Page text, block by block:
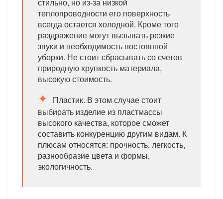
теплопроводности его поверхность
всегда остается холодной. Кроме того
раздражение могут вызывать резкие
звуки и необходимость постоянной
уборки. Не стоит сбрасывать со счетов
природную хрупкость материала,
высокую стоимость.
Пластик. В этом случае стоит
выбирать изделие из пластмассы
высокого качества, которое сможет
составить конкуренцию другим видам. К
плюсам относятся: прочность, легкость,
разнообразие цвета и формы,
экологичность.